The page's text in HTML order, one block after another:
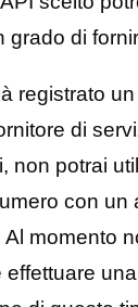
su
e clicca
la